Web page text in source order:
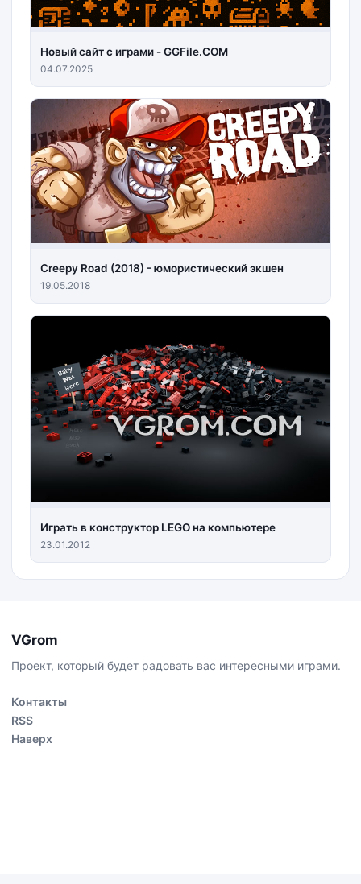
Новый сайт с играми - GGFile.COM
04.07.2025
Creepy Road (2018) - юмористический экшен
19.05.2018
Играть в конструктор LEGO на компьютере
23.01.2012
VGrom
Проект, который будет радовать вас интересными играми.
Контакты
RSS
Наверх